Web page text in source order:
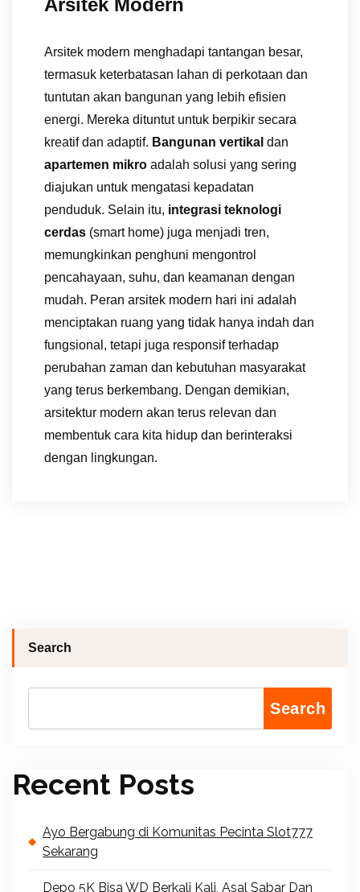
Arsitek Modern
Arsitek modern menghadapi tantangan besar,
termasuk keterbatasan lahan di perkotaan dan
tuntutan akan bangunan yang lebih efisien
energi. Mereka dituntut untuk berpikir secara
kreatif dan adaptif. Bangunan vertikal dan
apartemen mikro adalah solusi yang sering
diajukan untuk mengatasi kepadatan
penduduk. Selain itu, integrasi teknologi
cerdas (smart home) juga menjadi tren,
memungkinkan penghuni mengontrol
pencahayaan, suhu, dan keamanan dengan
mudah. Peran arsitek modern hari ini adalah
menciptakan ruang yang tidak hanya indah dan
fungsional, tetapi juga responsif terhadap
perubahan zaman dan kebutuhan masyarakat
yang terus berkembang. Dengan demikian,
arsitektur modern akan terus relevan dan
membentuk cara kita hidup dan berinteraksi
dengan lingkungan.
Search
Search
Recent Posts
Ayo Bergabung di Komunitas Pecinta Slot777
Sekarang
Depo 5K Bisa WD Berkali Kali, Asal Sabar Dan